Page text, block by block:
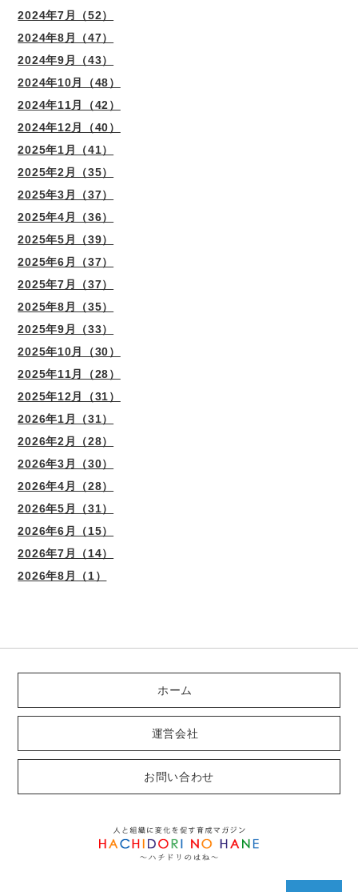
2024年7月（52）
2024年8月（47）
2024年9月（43）
2024年10月（48）
2024年11月（42）
2024年12月（40）
2025年1月（41）
2025年2月（35）
2025年3月（37）
2025年4月（36）
2025年5月（39）
2025年6月（37）
2025年7月（37）
2025年8月（35）
2025年9月（33）
2025年10月（30）
2025年11月（28）
2025年12月（31）
2026年1月（31）
2026年2月（28）
2026年3月（30）
2026年4月（28）
2026年5月（31）
2026年6月（15）
2026年7月（14）
2026年8月（1）
ホーム
運営会社
お問い合わせ